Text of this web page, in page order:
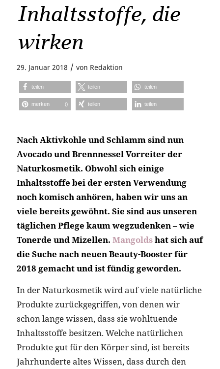
Inhaltsstoffe, die
wirken
29. Januar 2018 / von Redaktion
teilen teilen teilen
merken 0 teilen teilen
Nach Aktivkohle und Schlamm sind nun
Avocado und Brennnessel Vorreiter der
Naturkosmetik. Obwohl sich einige
Inhaltsstoffe bei der ersten Verwendung
noch komisch anhören, haben wir uns an
viele bereits gewöhnt. Sie sind aus unseren
täglichen Pflege kaum wegzudenken – wie
Tonerde und Mizellen. Mangoldshat sich auf
die Suche nach neuen Beauty-Booster für
2018 gemacht und ist fündig geworden.
In der Naturkosmetik wird auf viele natürliche
Produkte zurückgegriffen, von denen wir
schon lange wissen, dass sie wohltuende
Inhaltsstoffe besitzen. Welche natürlichen
Produkte gut für den Körper sind, ist bereits
Jahrhunderte altes Wissen, dass durch den